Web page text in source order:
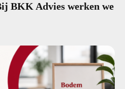
BKK Advies werken we